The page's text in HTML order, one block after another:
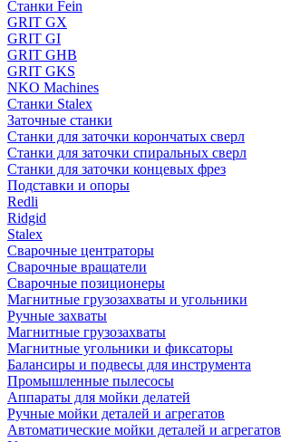
Станки Fein
GRIT GX
GRIT GI
GRIT GHB
GRIT GKS
NKO Machines
Станки Stalex
Заточные станки
Станки для заточки корончатых сверл
Станки для заточки спиральных сверл
Станки для заточки концевых фрез
Подставки и опоры
Redli
Ridgid
Stalex
Сварочные центраторы
Сварочные вращатели
Сварочные позиционеры
Магнитные грузозахваты и угольники
Ручные захваты
Магнитные грузозахваты
Магнитные угольники и фиксаторы
Балансиры и подвесы для инструмента
Промышленные пылесосы
Аппараты для мойки делатей
Ручные мойки деталей и агрегатов
Автоматические мойки деталей и агрегатов